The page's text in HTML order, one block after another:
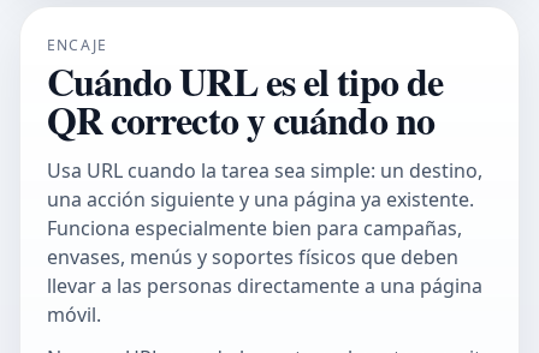
ENCAJE
Cuándo URL es el tipo de
QR correcto y cuándo no
Usa URL cuando la tarea sea simple: un destino,
una acción siguiente y una página ya existente.
Funciona especialmente bien para campañas,
envases, menús y soportes físicos que deben
llevar a las personas directamente a una página
móvil.